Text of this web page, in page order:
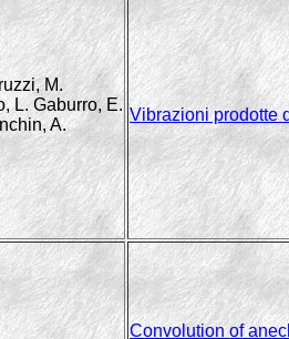
M.
L. Gaburro, E.
A.
Vibrazioni prodotte
Convolution of